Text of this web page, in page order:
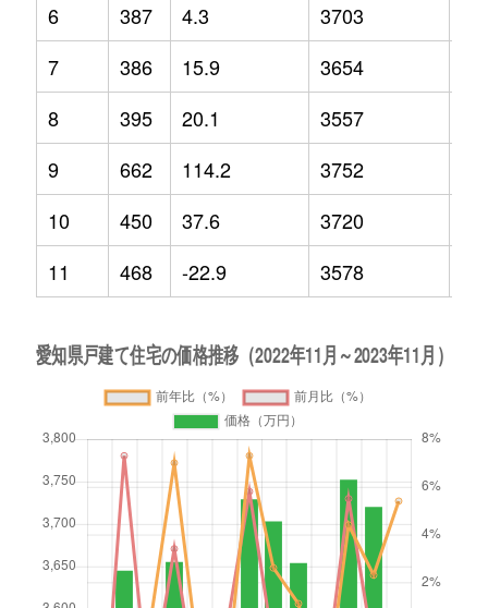
6
387 4.3 3703
7
386 15.9 3654
8
395 20.1 3557
9
662 114.2 3752
10
450 37.6 3720
11
468 -22.9 3578